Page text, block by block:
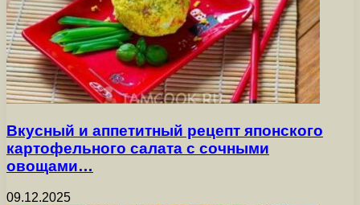
Вкусный и аппетитный рецепт японского
картофельного салата с сочными
овощами…
09.12.2025